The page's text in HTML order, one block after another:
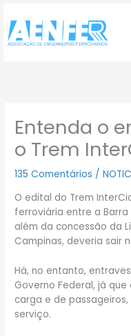
para
conteúdo
Entenda o
o Trem
135 Comentários /
O edital do Trem
ferroviária entre a Barra
além da concessão da
Campinas, deveria sair
Há, no entanto,
Governo Federal, já
carga e de
serviço.